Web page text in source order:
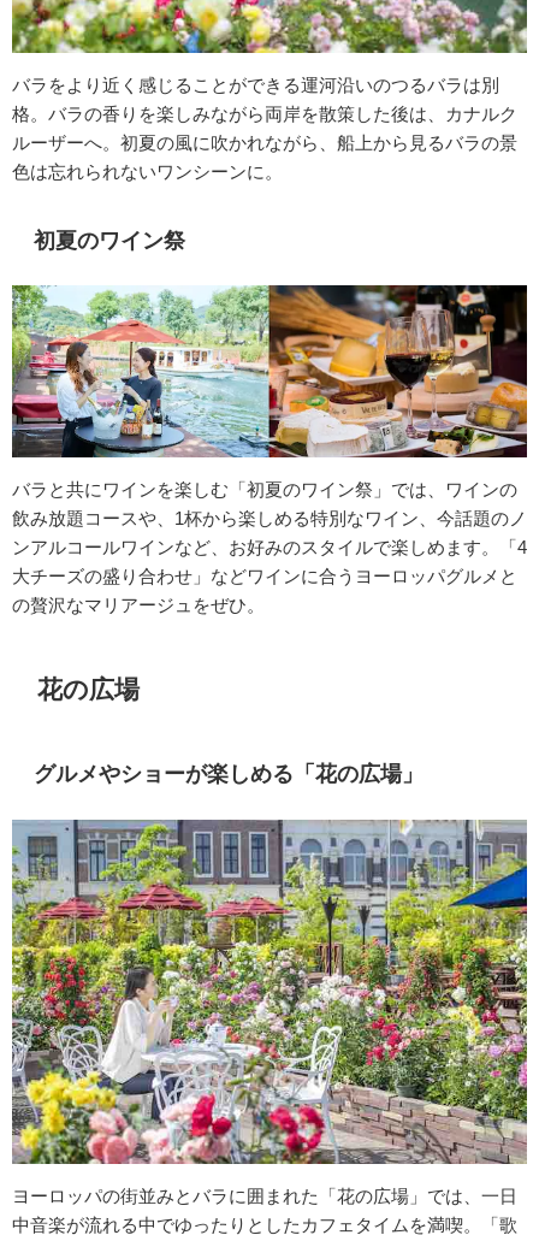
バラをより近く感じることができる運河沿いのつるバラは別
格。バラの香りを楽しみながら両岸を散策した後は、カナルク
ルーザーへ。初夏の風に吹かれながら、船上から見るバラの景
色は忘れられないワンシーンに。
初夏のワイン祭
バラと共にワインを楽しむ「初夏のワイン祭」では、ワインの
飲み放題コースや、1杯から楽しめる特別なワイン、今話題のノ
ンアルコールワインなど、お好みのスタイルで楽しめます。「4
大チーズの盛り合わせ」などワインに合うヨーロッパグルメと
の贅沢なマリアージュをぜひ。
花の広場
グルメやショーが楽しめる「花の広場」
ヨーロッパの街並みとバラに囲まれた「花の広場」では、一日
中音楽が流れる中でゆったりとしたカフェタイムを満喫。
「歌